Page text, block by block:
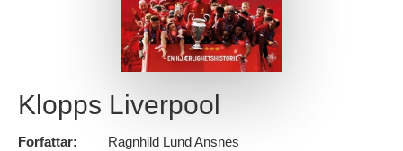
Klopps Liverpool
Forfattar: Ragnhild Lund Ansnes